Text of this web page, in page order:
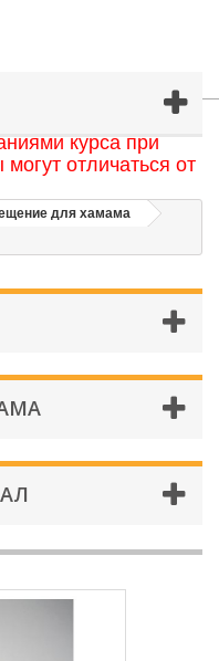
курса при
отличаться от
для хамама